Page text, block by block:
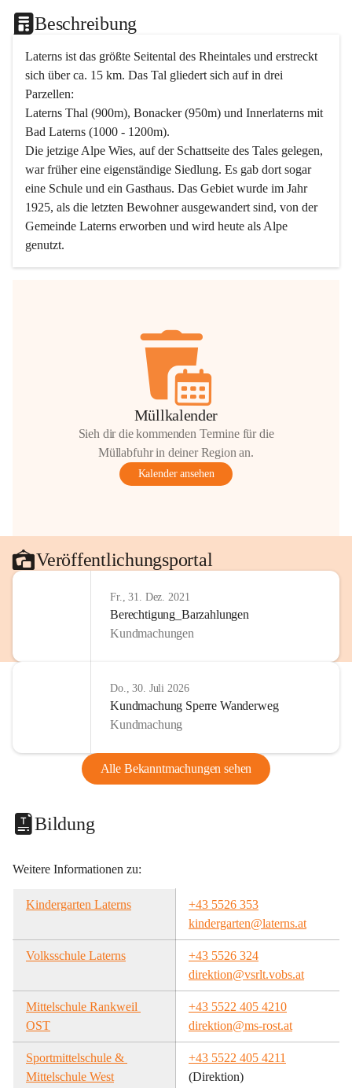
Beschreibung
Laterns ist das größte Seitental des Rheintales und erstreckt
sich über ca. 15 km. Das Tal gliedert sich auf in drei
Parzellen:
Laterns Thal (900m), Bonacker (950m) und Innerlaterns mit
Bad Laterns (1000 - 1200m).
Die jetzige Alpe Wies, auf der Schattseite des Tales gelegen,
war früher eine eigenständige Siedlung. Es gab dort sogar
eine Schule und ein Gasthaus. Das Gebiet wurde im Jahr
1925, als die letzten Bewohner ausgewandert sind, von der
Gemeinde Laterns erworben und wird heute als Alpe
genutzt.
Müllkalender
Sieh dir die kommenden Termine für die
Müllabfuhr in deiner Region an.
Kalender ansehen
Veröffentlichungsportal
Fr., 31. Dez. 2021
Berechtigung_Barzahlungen
Kundmachungen
Do., 30. Juli 2026
Kundmachung Sperre Wanderweg
Kundmachung
Alle Bekanntmachungen sehen
Bildung
Weitere Informationen zu:
Kindergarten Laterns
+43 5526 353
kindergarten@laterns.at
Volksschule Laterns
+43 5526 324
direktion@vsrlt.vobs.at
Mittelschule Rankweil
OST
+43 5522 405 4210
direktion@ms-rost.at
Sportmittelschule &
Mittelschule West
+43 5522 405 4211
(Direktion)